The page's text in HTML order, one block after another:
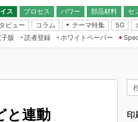
ス
プロセス パワー 部品材料 セ
無線
ビュー コラム
テーマ特集
Research）
5G
IoT・エッジ
EXPO
子版
読者登録 ホワイトペーパー
と連動 印